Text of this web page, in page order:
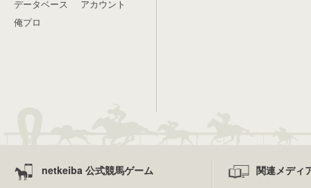
データベース
俺プロ
アカウント
netkeiba 公式競馬ゲーム 関連メディ